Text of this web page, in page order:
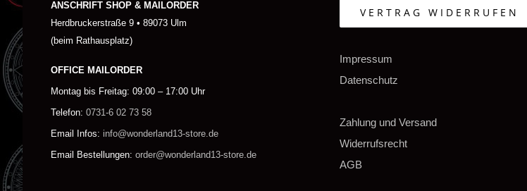
ANSCHRIFT SHOP & MAILORDER
Herdbruckerstraße 9 • 89073 Ulm
(beim Rathausplatz)
OFFICE MAILORDER
Montag bis Freitag: 09:00 – 17:00 Uhr
Telefon: 0731-6 02 73 58
Email Infos: info@wonderland13-store.de
Email Bestellungen: order@wonderland13-store.de
VERTRAG WIDERRUFEN
Impressum
Datenschutz
Zahlung und Versand
Widerrufsrecht
AGB